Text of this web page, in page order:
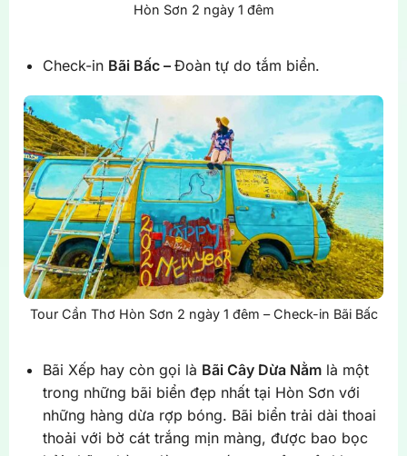
Hòn Sơn 2 ngày 1 đêm
Check-in Bãi Bấc – Đoàn tự do tắm biển.
Tour Cần Thơ Hòn Sơn 2 ngày 1 đêm – Check-in Bãi Bấc
Bãi Xếp hay còn gọi là Bãi Cây Dừa Nằmlà một
trong những bãi biển đẹp nhất tại Hòn Sơn với
những hàng dừa rợp bóng. Bãi biển trải dài thoai
thoải với bờ cát trắng mịn màng, được bao bọc